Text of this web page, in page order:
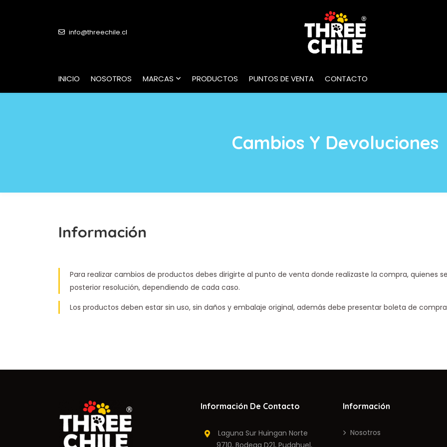
info@threechile.cl
INICIO NOSOTROS MARCAS PRODUCTOS PUNTOS DE VENTA CONTACTO
Cambios Y Devoluciones
Información
Para realizar cambios de productos debes dirigirte al punto de venta donde realizaste la compra, quienes
posterior resolución, dependiendo de cada caso.
Los productos deben estar sin uso, sin daños y embalaje original, además debe presentar boleta de
Información De Contacto
Laguna Sur Huingan Norte
9710, Bodega D21, Pudahuel,
Información
Nosotros